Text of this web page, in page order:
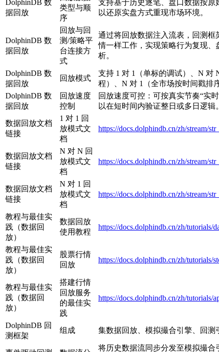
DolphinDB 数
据回放
类型与顺
序
支持基于历史逐笔、盘口数据按
以还原实盘方式重现市场环境。
DolphinDB 数
据回放
回放与回
测/策略平
台连接方
式
通过将回放数据注入流表，回测
情一样工作，实现策略行为复现
析。
DolphinDB 数
据回放
回放模式
支持 1 对 1（单标的调试）、N 对
程）、N 对 1（全市场按时间戳排
DolphinDB 数
据回放
回放速度
控制
回放速度可控：可按真实节奏“实
以在短时间内验证整日或多日逻辑
数据回放文档
链接
1 对 1 回
放模式文
档
https://docs.dolphindb.cn/zh/stream/
数据回放文档
链接
N 对 N 回
放模式文
档
https://docs.dolphindb.cn/zh/stream/
数据回放文档
链接
N 对 1 回
放模式文
档
https://docs.dolphindb.cn/zh/stream/
教程与最佳实
践（数据回
放）
数据回放
使用教程
https://docs.dolphindb.cn/zh/tutorials/
教程与最佳实
践（数据回
放）
股票行情
回放
https://docs.dolphindb.cn/zh/tutorials/
教程与最佳实
践（数据回
放）
搭建行情
回放服务
的最佳实
践
https://docs.dolphindb.cn/zh/tutorials/
DolphinDB 回
测框架
组成 集数据回放、模拟撮合引擎、回测
将历史数据流同步分发至模拟撮